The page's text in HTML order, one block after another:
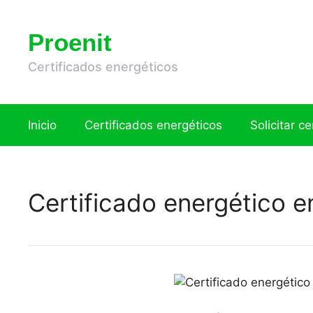
contenidoProenit
Certificados energéticos
Inicio Certificados energéticos Solicitar
Certificado energético